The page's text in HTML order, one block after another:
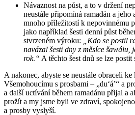
Návaznost na půst, a to v držení
neustále připomíná ramadán a jeho
mnoho příležitostí k nepovinnému
jako například šesti denní půst
stvrzeném výroku:
„Kdo se postil
navázal šesti dny z měsíce šawálu,
rok.“ A těchto šest dnů se lze
A nakonec, abyste se neustále obraceli
Všemohoucímu s prosbami – „du‘á’“ a
a další uctívání během ramadánu přijal a
prožít a my jsme byli ve zdraví,
a prosby vyslyší.